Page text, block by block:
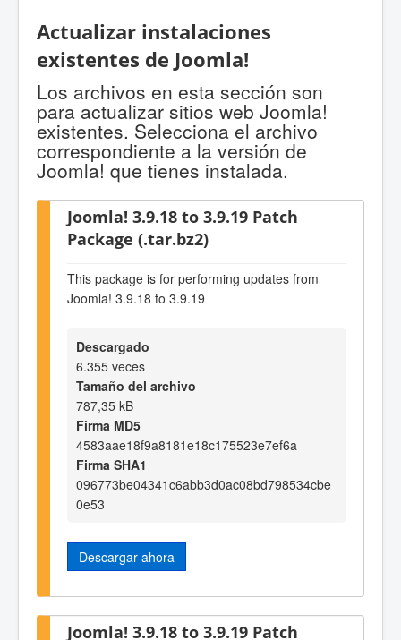
Actualizar instalaciones
existentes de Joomla!
Los archivos en esta sección son
para actualizar sitios web Joomla!
existentes. Selecciona el archivo
correspondiente a la versión de
Joomla! que tienes instalada.
Joomla! 3.9.18 to 3.9.19 Patch
Package (.tar.bz2)
This package is for performing updates from
Joomla! 3.9.18 to 3.9.19
Descargado
6.355 veces
Tamaño del archivo
787,35 kB
Firma MD5
4583aae18f9a8181e18c175523e7ef6a
Firma SHA1
096773be04341c6abb3d0ac08bd798534cbe
0e53
Descargar ahora
Joomla! 3.9.18 to 3.9.19 Patch